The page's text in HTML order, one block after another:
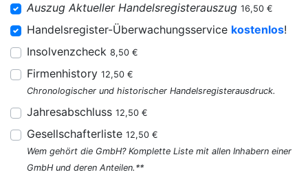
Auszug Aktueller Handelsregisterauszug 16,50 €
Handelsregister-Überwachungsservice kostenlos!
Insolvenzcheck 8,50 €
Firmenhistory 12,50 €
Chronologischer und historischer Handelsregisterausdruck.
Jahresabschluss 12,50 €
Gesellschafterliste 12,50 €
Wem gehört die GmbH? Komplette Liste mit allen Inhabern einer
GmbH und deren Anteilen.**